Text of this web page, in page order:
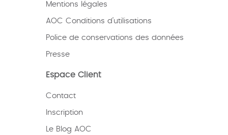
Mentions légales
AOC Conditions d’utilisations
Police de conservations des données
Presse
Espace Client
Contact
Inscription
Le Blog AOC